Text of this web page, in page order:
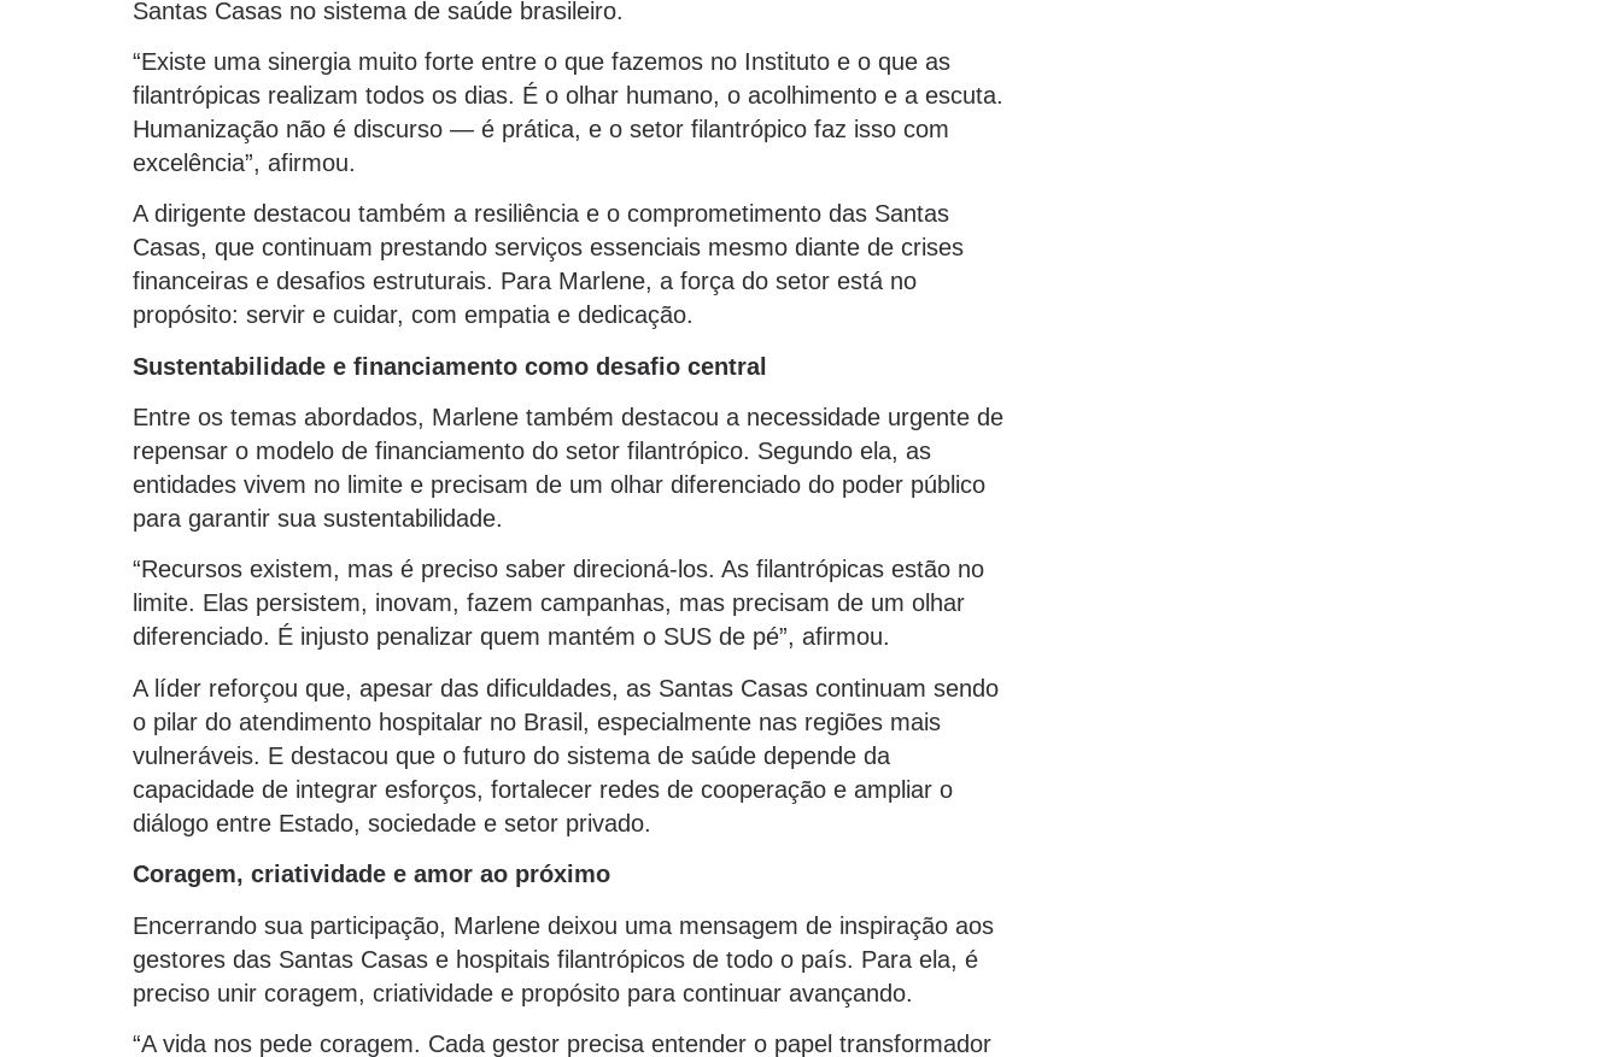
Santas Casas no sistema de saúde brasileiro.
“Existe uma sinergia muito forte entre o que fazemos no Instituto e o que as
filantrópicas realizam todos os dias. É o olhar humano, o acolhimento e a escuta.
Humanização não é discurso — é prática, e o setor filantrópico faz isso com
excelência”, afirmou.
A dirigente destacou também a resiliência e o comprometimento das Santas
Casas, que continuam prestando serviços essenciais mesmo diante de crises
financeiras e desafios estruturais. Para Marlene, a força do setor está no
propósito: servir e cuidar, com empatia e dedicação.
Sustentabilidade e financiamento como desafio central
Entre os temas abordados, Marlene também destacou a necessidade urgente de
repensar o modelo de financiamento do setor filantrópico. Segundo ela, as
entidades vivem no limite e precisam de um olhar diferenciado do poder público
para garantir sua sustentabilidade.
“Recursos existem, mas é preciso saber direcioná-los. As filantrópicas estão no
limite. Elas persistem, inovam, fazem campanhas, mas precisam de um olhar
diferenciado. É injusto penalizar quem mantém o SUS de pé”, afirmou.
A líder reforçou que, apesar das dificuldades, as Santas Casas continuam sendo
o pilar do atendimento hospitalar no Brasil, especialmente nas regiões mais
vulneráveis. E destacou que o futuro do sistema de saúde depende da
capacidade de integrar esforços, fortalecer redes de cooperação e ampliar o
diálogo entre Estado, sociedade e setor privado.
Coragem, criatividade e amor ao próximo
Encerrando sua participação, Marlene deixou uma mensagem de inspiração aos
gestores das Santas Casas e hospitais filantrópicos de todo o país. Para ela, é
preciso unir coragem, criatividade e propósito para continuar avançando.
“A vida nos pede coragem. Cada gestor precisa entender o papel transformador